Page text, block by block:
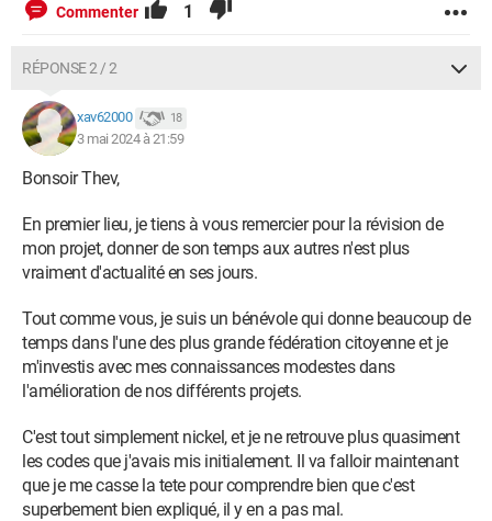
Commenter 1
RÉPONSE 2 / 2
xav62000 18
3 mai 2024 à 21:59
Bonsoir Thev,
En premier lieu, je tiens à vous remercier pour la révision de
mon projet, donner de son temps aux autres n'est plus
vraiment d'actualité en ses jours.
Tout comme vous, je suis un bénévole qui donne beaucoup de
temps dans l'une des plus grande fédération citoyenne et je
m'investis avec mes connaissances modestes dans
l'amélioration de nos différents projets.
C'est tout simplement nickel, et je ne retrouve plus quasiment
les codes que j'avais mis initialement. Il va falloir maintenant
que je me casse la tete pour comprendre bien que c'est
superbement bien expliqué, il y en a pas mal.